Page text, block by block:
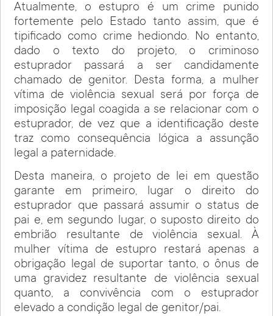
Atualmente, o estupro é um crime punido
fortemente pelo Estado tanto assim, que é
tipificado como crime hediondo. No entanto,
dado o texto do projeto, o criminoso
estuprador passará a ser candidamente
chamado de genitor. Desta forma, a mulher
vítima de violência sexual será por força de
imposição legal coagida a se relacionar com o
estuprador, de vez que a identificação deste
traz como consequência lógica a assunção
legal a paternidade.
Desta maneira, o projeto de lei em questão
garante em primeiro, lugar o direito do
estuprador que passará assumir o status de
pai e, em segundo lugar, o suposto direito do
embrião resultante de violência sexual. À
mulher vítima de estupro restará apenas a
obrigação legal de suportar tanto, o ônus de
uma gravidez resultante de violência sexual
quanto, a convivência com o estuprador
elevado a condição legal de genitor/pai.